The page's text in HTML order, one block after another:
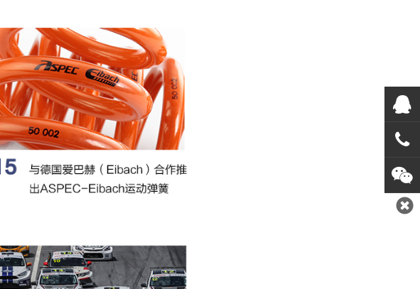
在线
咨询